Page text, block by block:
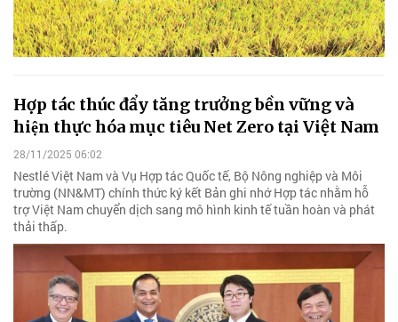
Hợp tác thúc đẩy tăng trưởng bền vững và
hiện thực hóa mục tiêu Net Zero tại Việt Nam
28/11/2025 06:02
Nestlé Việt Nam và Vụ Hợp tác Quốc tế, Bộ Nông nghiệp và Môi
trường (NN&MT) chính thức ký kết Bản ghi nhớ Hợp tác nhằm hỗ
trợ Việt Nam chuyển dịch sang mô hình kinh tế tuần hoàn và phát
thải thấp.